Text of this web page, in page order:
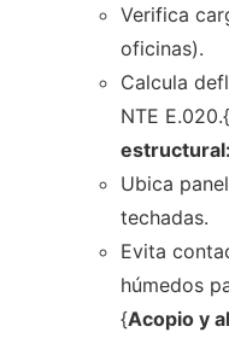
Verifica
oficinas).
Calcula
NTE E.020.{
estructural:
Ubica
techadas.
Evita
húmedos
{Acopio y